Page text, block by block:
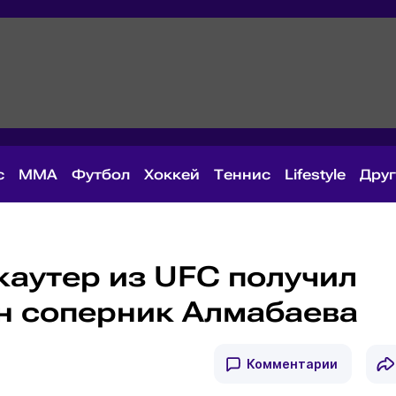
MMA Футбол Хоккей Теннис Lifestyle
из UFC получил
соперник Алмабаева
Комментарии